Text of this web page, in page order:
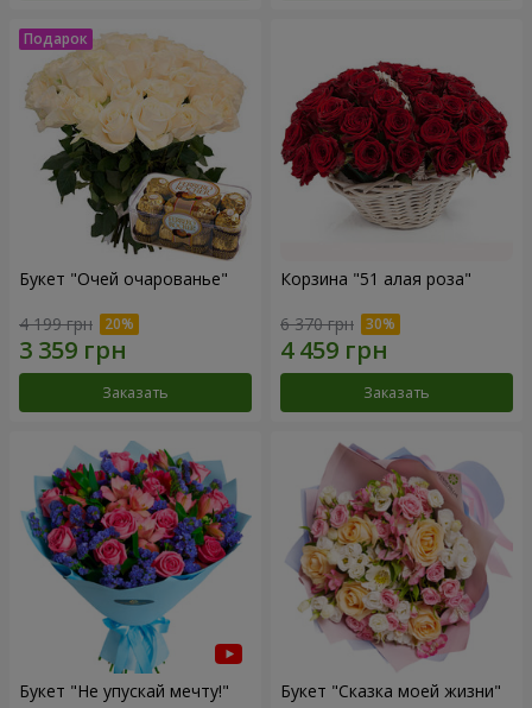
Букет "Очей очарованье"
4 199 грн
Заказать
Корзина "51 алая роза"
6 370 грн
Заказать
Букет "Не упускай мечту!" Букет "Сказка моей жизни"